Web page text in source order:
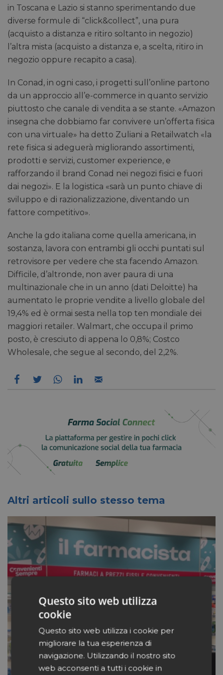
in Toscana e Lazio si stanno sperimentando due
diverse formule di “click&collect”, una pura
(acquisto a distanza e ritiro soltanto in negozio)
l’altra mista (acquisto a distanza e, a scelta, ritiro in
negozio oppure recapito a casa).
In Conad, in ogni caso, i progetti sull’online partono
da un approccio all’e-commerce in quanto servizio
piuttosto che canale di vendita a se stante. «Amazon
insegna che dobbiamo far convivere un’offerta fisica
con una virtuale» ha detto Zuliani a Retailwatch «la
rete fisica si adeguerà migliorando assortimenti,
prodotti e servizi, customer experience, e
rafforzando il brand Conad nei negozi fisici e fuori
dai negozi». E la logistica «sarà un punto chiave di
sviluppo e di razionalizzazione, diventando un
fattore competitivo».
Anche la gdo italiana come quella americana, in
sostanza, lavora con entrambi gli occhi puntati sul
retrovisore per vedere che sta facendo Amazon.
Difficile, d’altronde, non aver paura di una
multinazionale che in un anno (dati Deloitte) ha
aumentato le proprie vendite a livello globale del
19,4% ed è ormai sesta nella top ten mondiale dei
maggiori retailer. Walmart, che occupa il primo
posto, è cresciuto di appena lo 0,8%; Costco
Wholesale, che segue al secondo, del 2,2%.
Altri articoli sullo stesso tema
Questo sito web utilizza
cookie
Questo sito web utilizza i cookie per
migliorare la tua esperienza di
navigazione. Utilizzando il nostro sito
web acconsenti a tutti i cookie in